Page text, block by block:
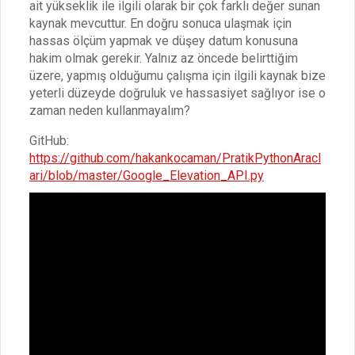
ait yükseklik ile ilgili olarak bir çok farklı değer sunan
kaynak mevcuttur. En doğru sonuca ulaşmak için
hassas ölçüm yapmak ve düşey datum konusuna
hakim olmak gerekir. Yalnız az öncede belirttiğim
üzere, yapmış olduğumu çalışma için ilgili kaynak bize
yeterli düzeyde doğruluk ve hassasiyet sağlıyor ise o
zaman neden kullanmayalım?
GitHub:
https://github.com/hakankocaman/PratikPythonAracl
ari/blob/master/Google_Elevation_API.py